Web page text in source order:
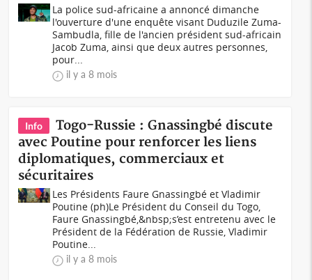
La police sud-africaine a annoncé dimanche
l'ouverture d'une enquête visant Duduzile Zuma-
Sambudla, fille de l'ancien président sud-africain
Jacob Zuma, ainsi que deux autres personnes,
pour...
il y a 8 mois
Info
Togo-Russie : Gnassingbé discute
avec Poutine pour renforcer les liens
diplomatiques, commerciaux et
sécuritaires
Les Présidents Faure Gnassingbé et Vladimir
Poutine (ph)Le Président du Conseil du Togo,
Faure Gnassingbé,&nbsp;s’est entretenu avec le
Président de la Fédération de Russie, Vladimir
Poutine...
il y a 8 mois